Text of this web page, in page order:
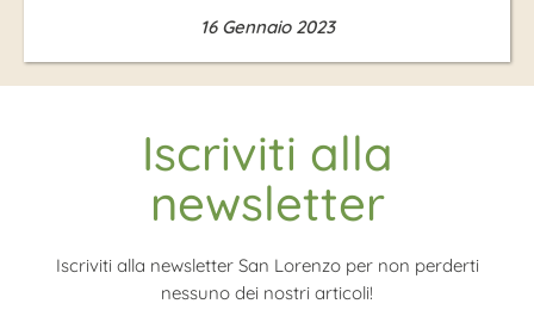
16 Gennaio 2023
Iscriviti alla
newsletter
Iscriviti alla newsletter San Lorenzo per non perderti
nessuno dei nostri articoli!